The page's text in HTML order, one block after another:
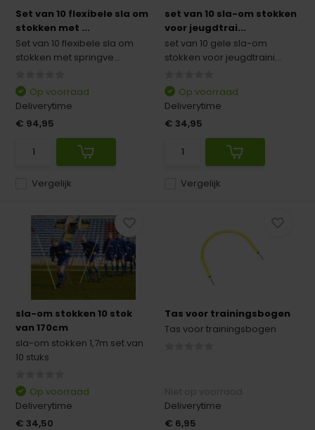
Set van 10 flexibele sla om
stokken met ...
Set van 10 flexibele sla om
stokken met springve...
Vergelijk
Op voorraad
Deliverytime
€ 94,95
set van 10 sla-om stokken
voor jeugdtrai...
set van 10 gele sla-om
stokken voor jeugdtraini...
Vergelijk
Op voorraad
Deliverytime
€ 34,95
sla-om stokken 10 stok
van 170cm
sla-om stokken 1,7m set van
10 stuks
Op voorraad
Deliverytime
€ 34,50
Tas voor trainingsbogen
Tas voor trainingsbogen
Deliverytime
€ 6,95